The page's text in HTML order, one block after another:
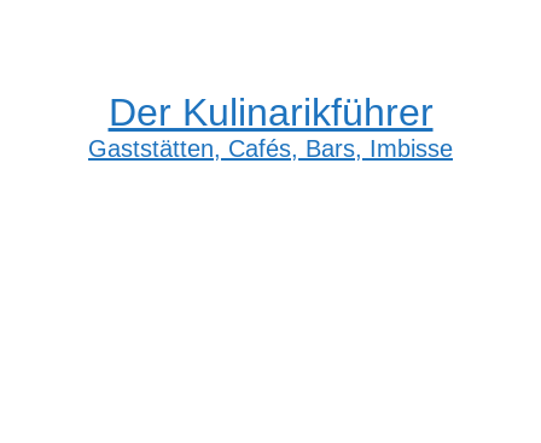
Der Kulinarikführer
Gaststätten, Cafés, Bars, Imbisse